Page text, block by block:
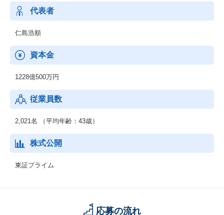
代表者
仁島浩順
資本金
1228億500万円
従業員数
2,021名 （平均年齢：43歳）
株式公開
東証プライム
応募の流れ